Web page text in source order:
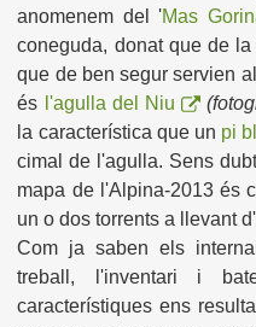
anomenem del 'Mas
coneguda, donat que de
que de ben segur servien
és l'agulla del Niu
la característica que un pi
cimal de l'agulla. Sens
mapa de l'Alpina-2013 és
un o dos torrents a llevant
Com ja saben els
treball, l'inventari i
característiques ens